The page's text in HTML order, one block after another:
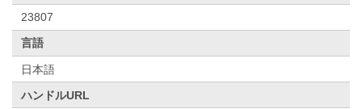
23807
言語
日本語
ハンドルURL